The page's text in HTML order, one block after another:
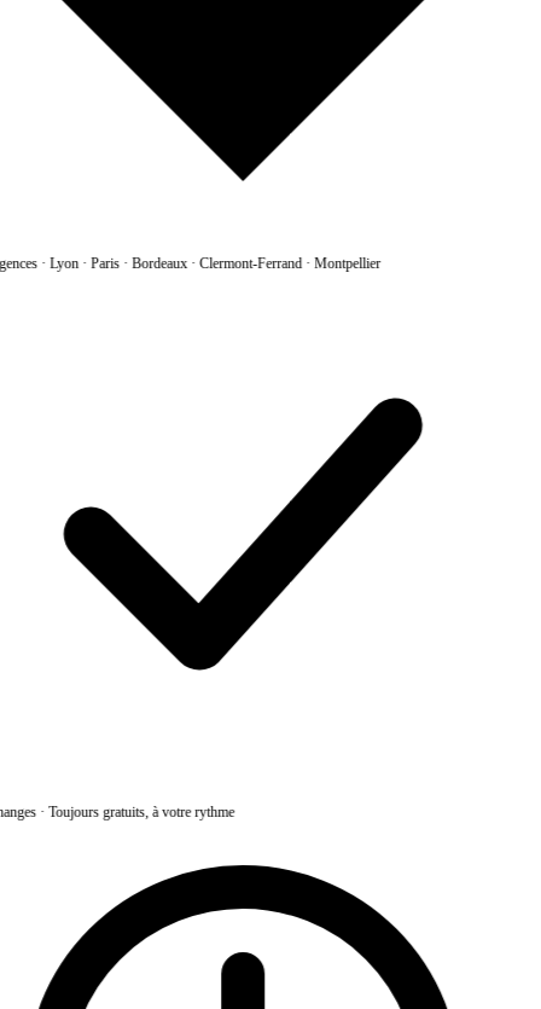
·Lyon · Paris · Bordeaux · Clermont-Ferrand · Montpellier
·Toujours gratuits, à votre rythme